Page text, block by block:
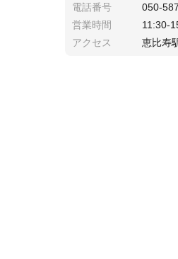
電話番号
050-
営業時間
11:30-
アクセス
恵比寿